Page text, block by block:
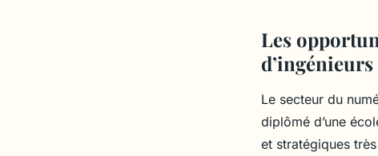
Les
d’ingénieurs
Le secteur du
diplômé d’une
et stratégiques